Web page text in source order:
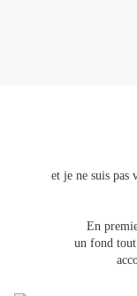
et je ne suis pas
En
un fond